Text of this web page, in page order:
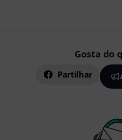
Gosta do
Partilhar